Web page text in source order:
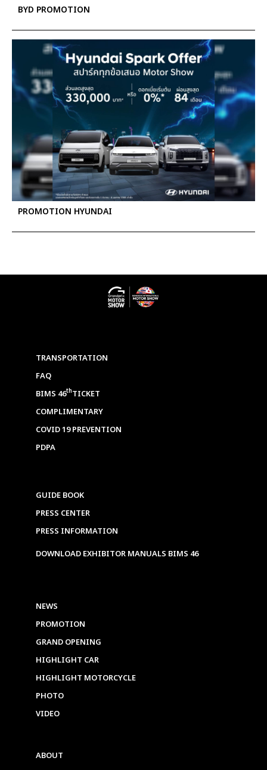
BYD PROMOTION
PROMOTION HYUNDAI
TRANSPORTATION
FAQ
BIMS 46thTICKET
COMPLIMENTARY
COVID 19 PREVENTION
PDPA
GUIDE BOOK
PRESS CENTER
PRESS INFORMATION
DOWNLOAD EXHIBITOR MANUALS BIMS 46
NEWS
PROMOTION
GRAND OPENING
HIGHLIGHT CAR
HIGHLIGHT MOTORCYCLE
PHOTO
VIDEO
ABOUT